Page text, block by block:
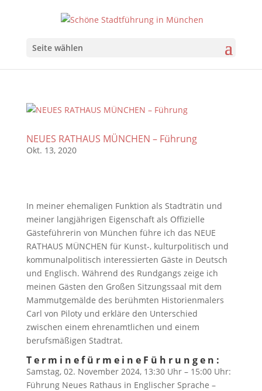
Seite wählen
NEUES RATHAUS MÜNCHEN – Führung
Okt. 13, 2020
In meiner ehemaligen Funktion als Stadträtin und
meiner langjährigen Eigenschaft als Offizielle
Gästeführerin von München führe ich das NEUE
RATHAUS MÜNCHEN für Kunst-, kulturpolitisch und
kommunalpolitisch interessierten Gäste in Deutsch
und Englisch. Während des Rundgangs zeige ich
meinen Gästen den Großen Sitzungssaal mit dem
Mammutgemälde des berühmten Historienmalers
Carl von Piloty und erkläre den Unterschied
zwischen einem ehrenamtlichen und einem
berufsmäßigen Stadtrat.
T e r m i n e f ü r m e i n e F ü h r u n g e n :
Samstag, 02. November 2024, 13:30 Uhr – 15:00 Uhr:
Führung Neues Rathaus in Englischer Sprache –